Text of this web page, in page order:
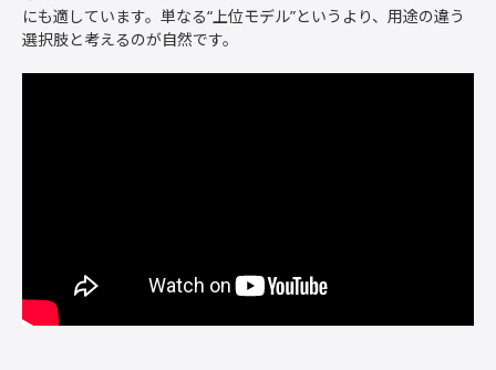
にも適しています。単なる“上位モデル”というより、用途の違う
選択肢と考えるのが自然です。